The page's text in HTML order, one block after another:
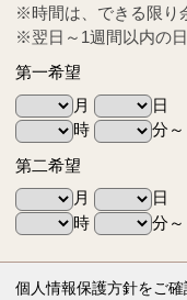
※時間は、できる限り
※翌日～1週間以内の
第一希望
月
日
時
分～
第二希望
月
日
時
分～
個人情報保護方針をご